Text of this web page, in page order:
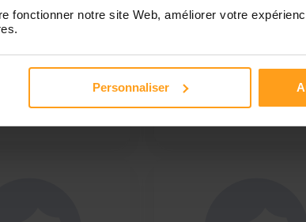
fonctionner notre site Web, améliorer votre
Personnaliser
à leurs activités
1 à 2 fois par
25 ans je travaille
j’ai déjà de
serai donc disponible
du CAP Accompagnement
Éducatif Petite Enfance je
leur domicile. Je n'ai pas
contrainte d'âge pour
garder, je peux...